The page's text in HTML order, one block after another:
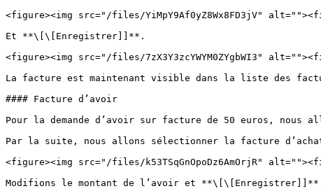
<figure><img src="/files/YiMpY9Af0yZ8Wx8FD3jV"
Et **\[\[Enregistrer]]**.
<figure><img src="/files/7zX3Y3zcYWYM0ZYgbWI3"
La facture est maintenant visible dans la liste des
#### Facture d’avoir
Pour la demande d’avoir sur facture de 50 euros, nous
Par la suite, nous allons sélectionner la facture
<figure><img src="/files/k53TSqGnOpoDz6AmOrjR"
Modifions le montant de l’avoir et